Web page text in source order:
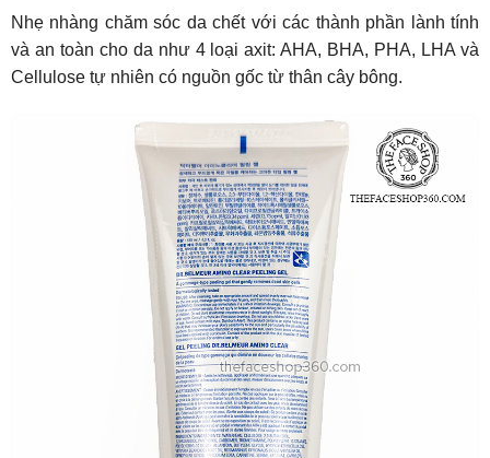
Nhẹ nhàng chăm sóc da chết với các thành phần lành tính
và an toàn cho da như 4 loại axit: AHA, BHA, PHA, LHA và
Cellulose tự nhiên có nguồn gốc từ thân cây bông.